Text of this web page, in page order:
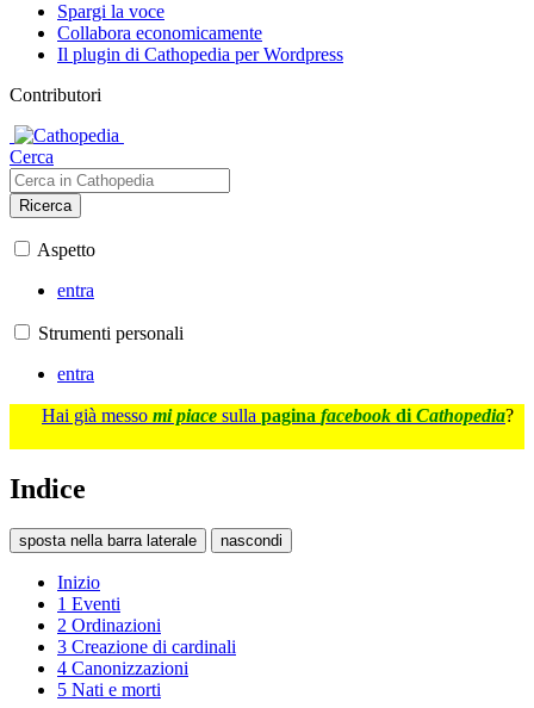
Spargi la voce
Collabora economicamente
Il plugin di Cathopedia per Wordpress
Contributori
Cerca
Ricerca
Aspetto
entra
Strumenti personali
entra
Hai già messo mi piace sulla pagina facebook di Cathopedia?
Indice
sposta nella barra laterale nascondi
Inizio
1 Eventi
2 Ordinazioni
3 Creazione di cardinali
4 Canonizzazioni
5 Nati e morti